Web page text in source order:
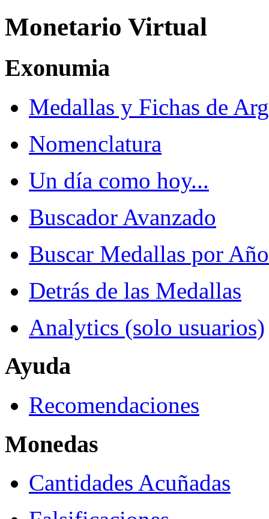
Monetario Virtual
Exonumia
Medallas y Fichas de
Nomenclatura
Un día como hoy...
Buscador Avanzado
Buscar Medallas por Año
Detrás de las Medallas
Analytics (solo usuarios)
Ayuda
Recomendaciones
Monedas
Cantidades Acuñadas